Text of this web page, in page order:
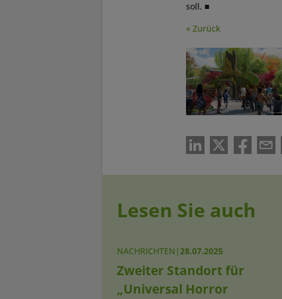
soll. ■
« Zurück
Lesen Sie auch
NACHRICHTEN |28.07.2025
Zweiter Standort für
„Universal Horror